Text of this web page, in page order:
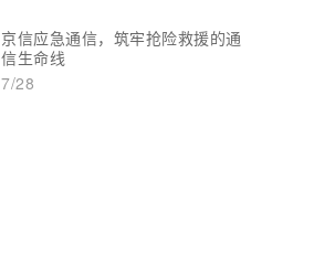
京信应急通信，筑牢抢险救援的通
信生命线
7/28